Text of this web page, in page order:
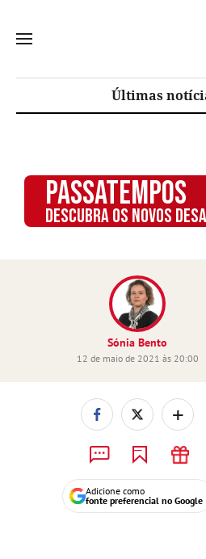
Últimas
PASSATEMPOS
DESCUBRA OS NOVOS
Sónia Bento
12 de maio de 2021 às 20:00
+
Adicione como
fonte preferencial no Google